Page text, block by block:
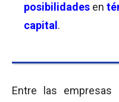
posibilidades en
capital .
Entre las